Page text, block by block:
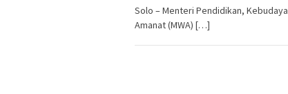
Solo – Menteri Pendidikan,
Amanat (MWA) […]